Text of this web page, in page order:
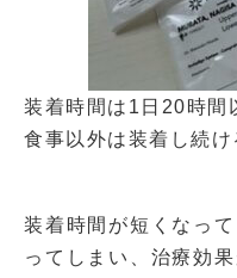
装着時間は1日20時間
食事以外は装着し続け
装着時間が短くなっ
ってしまい、治療効